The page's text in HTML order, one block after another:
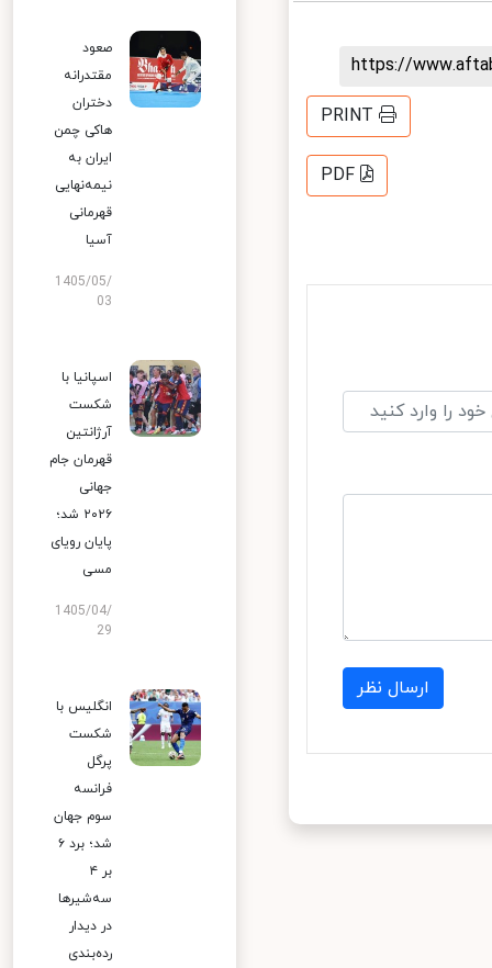
https://
PRINT
PDF
ارسال نظر
صعود
مقتدرانه
دختران
هاکی چمن
ایران به
نیمه‌نهایی
قهرمانی
آسیا
1405/05/
03
اسپانیا با
شکست
آرژانتین
قهرمان جام
جهانی
۲۰۲۶ شد؛
پایان رویای
مسی
1405/04/
29
انگلیس با
شکست
پرگل
فرانسه
سوم جهان
شد؛ برد ۶
بر ۴
سه‌شیرها
در دیدار
رده‌بندی